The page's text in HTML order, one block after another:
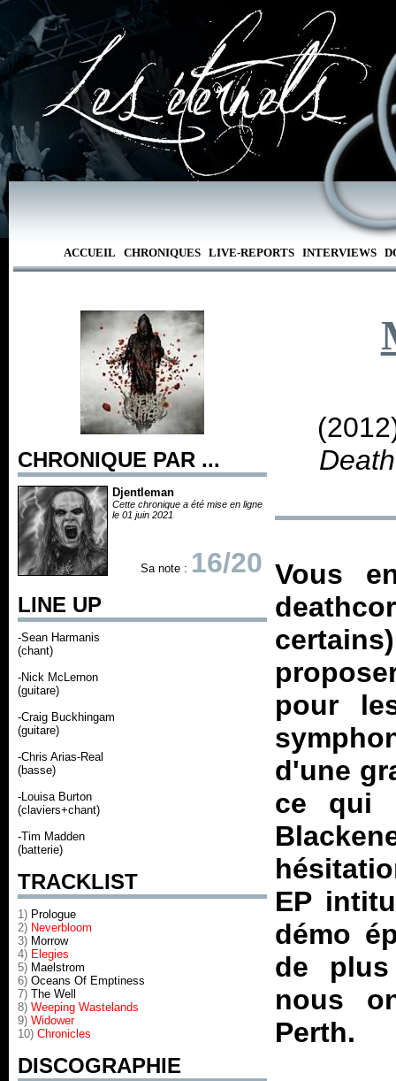
ACCUEIL CHRONIQUES LIVE-REPORTS INTERVIEWS
CHRONIQUE PAR ...
Djentleman
Cette chronique a été mise en ligne
le 01 juin 2021
Sa note : 16/20
LINE UP
-Sean Harmanis
(chant)
-Nick McLernon
(guitare)
-Craig Buckhingam
(guitare)
-Chris Arias-Real
(basse)
-Louisa Burton
(claviers+chant)
-Tim Madden
(batterie)
TRACKLIST
1) Prologue
2) Neverbloom
3) Morrow
4) Elegies
5) Maelstrom
6) Oceans Of Emptiness
7) The Well
8) Weeping Wastelands
9) Widower
10) Chronicles
DISCOGRAPHIE
Vous
pour
d'une
ce qui
EP
démo
de
nous
Perth.